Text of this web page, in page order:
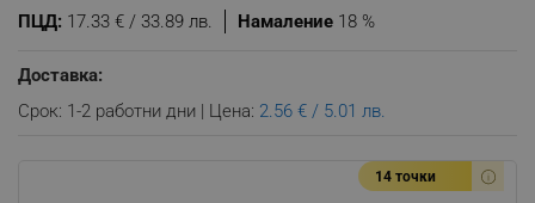
Намаление 18 %
ПЦД: 17.33 € / 33.89 лв.
Доставка:
Срок: 1-2 работни дни | Цена: 2.56 € / 5.01 лв.
14 точки